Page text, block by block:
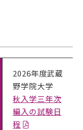
2026年度武蔵
野学院大学
秋入学三年次
編入の試験日
程